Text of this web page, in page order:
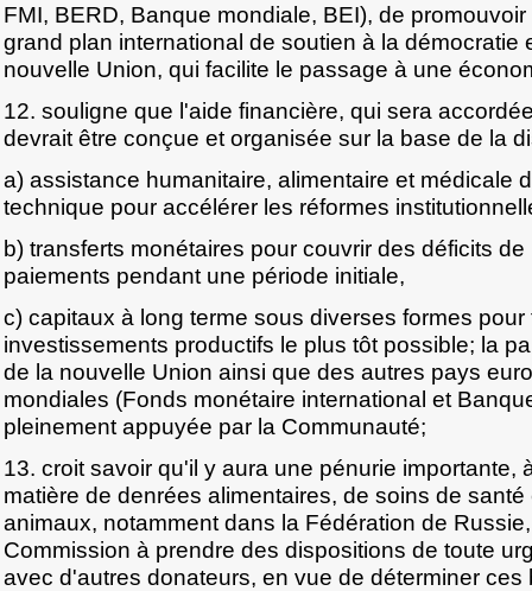
FMI, BERD, Banque mondiale, BEI), de
grand plan international de soutien à la démocratie
nouvelle Union, qui facilite le passage à une
12. souligne que l'aide financière, qui sera
devrait être conçue et organisée sur la base de la
a) assistance humanitaire, alimentaire et médicale
technique pour accélérer les réformes
b) transferts monétaires pour couvrir des déficits
paiements pendant une période initiale,
c) capitaux à long terme sous diverses formes
investissements productifs le plus tôt possible; la
de la nouvelle Union ainsi que des autres pays
mondiales (Fonds monétaire international et
pleinement appuyée par la Communauté;
13. croit savoir qu'il y aura une pénurie importante,
matière de denrées alimentaires, de soins de
animaux, notamment dans la Fédération de
Commission à prendre des dispositions de toute
avec d'autres donateurs, en vue de déterminer